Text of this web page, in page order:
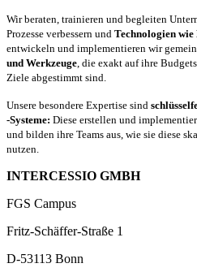
Wir beraten, trainieren und begleiten
Prozesse verbessern und Technologien
entwickeln und implementieren wir
und Werkzeuge , die exakt auf ihre
Ziele abgestimmt sind.
Unsere besondere Expertise sind
-Systeme: Diese erstellen und
und bilden ihre Teams aus, wie sie diese
nutzen.
INTERCESSIO GMBH
FGS Campus
Fritz-Schäffer-Straße 1
D-53113 Bonn